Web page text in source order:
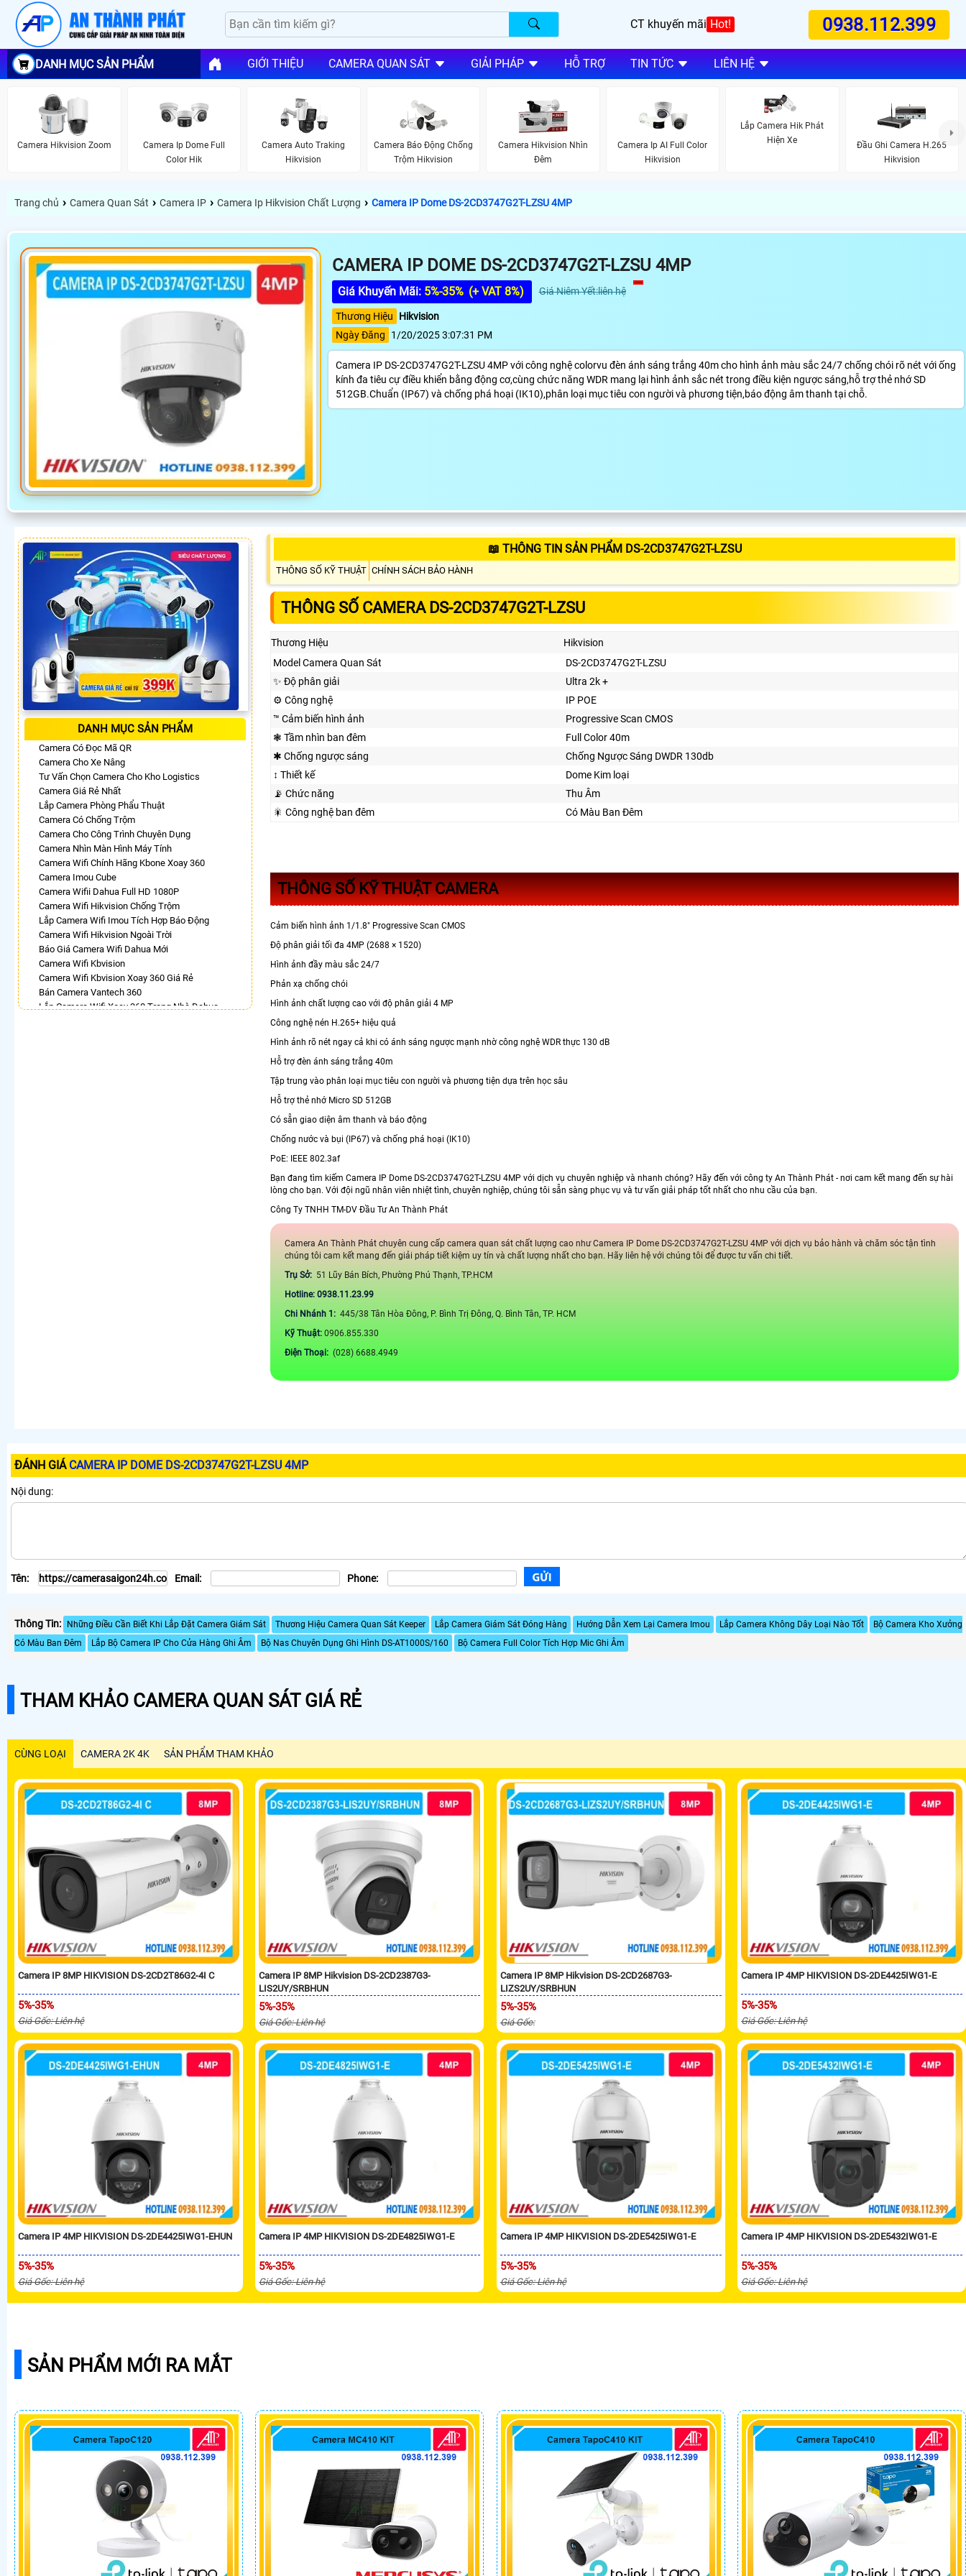
CT khuyến mãi Hot! 0938.112.399
DANH MỤC SẢN PHẨM GIỚI THIỆU CAMERA QUAN SÁT GIẢI PHÁP HỖ TRỢ TIN TỨC LIÊN HỆ
Camera Hikvision Zoom
Camera Ip Dome Full
Color Hik
Camera Auto Traking
Hikvision
Camera Báo Động Chống
Trộm Hikvision
Camera Hikvision Nhìn
Đêm
Camera Ip AI Full Color
Hikvision
Lắp Camera Hik Phát
Hiện Xe
Đầu Ghi Camera H.265
Hikvision
Trang chủ › Camera Quan Sát › Camera IP › Camera Ip Hikvision Chất Lượng › Camera IP Dome DS-2CD3747G2T-LZSU 4MP
CAMERA IP DOME DS-2CD3747G2T-LZSU 4MP
Giá Khuyến Mãi: 5%-35% (+ VAT 8%) Giá Niêm Yết:liên hệ
Thương Hiệu
Hikvision
Ngày Đăng
1/20/2025 3:07:31 PM
Camera IP DS-2CD3747G2T-LZSU 4MP với công nghệ colorvu đèn ánh sáng trắng 40m cho hình ảnh màu sắc 24/7 chống chói rõ nét với ống
kính đa tiêu cự điều khiển bằng động cơ,cùng chức năng WDR mang lại hình ảnh sắc nét trong điều kiện ngược sáng,hỗ trợ thẻ nhớ SD
512GB.Chuẩn (IP67) và chống phá hoại (IK10),phân loại mục tiêu con người và phương tiện,báo động âm thanh tại chỗ.
DANH MỤC SẢN PHẨM
Camera Có Đọc Mã QR
Camera Cho Xe Nâng
Tư Vấn Chọn Camera Cho Kho Logistics
Camera Giá Rẻ Nhất
Lắp Camera Phòng Phẩu Thuật
Camera Có Chống Trộm
Camera Cho Công Trình Chuyên Dụng
Camera Nhìn Màn Hình Máy Tính
Camera Wifi Chính Hãng Kbone Xoay 360
Camera Imou Cube
Camera Wifii Dahua Full HD 1080P
Camera Wifi Hikvision Chống Trộm
Lắp Camera Wifi Imou Tích Hợp Báo Động
Camera Wifi Hikvision Ngoài Trời
Báo Giá Camera Wifi Dahua Mới
Camera Wifi Kbvision
Camera Wifi Kbvision Xoay 360 Giá Rẻ
Bán Camera Vantech 360
Lắp Camera Wifi Xoay 360 Trong Nhà Dahua
📖 THÔNG TIN SẢN PHẨM DS-2CD3747G2T-LZSU
THÔNG SỐ KỸ THUẬT CHÍNH SÁCH BẢO HÀNH
THÔNG SỐ CAMERA DS-2CD3747G2T-LZSU
Thương Hiệu
Hikvision
Model Camera Quan Sát
DS-2CD3747G2T-LZSU
✨ Độ phân giải
Ultra 2k +
⚙ Công nghệ
IP POE
™️ Cảm biến hình ảnh
Progressive Scan CMOS
❃ Tầm nhìn ban đêm
Full Color 40m
✱ Chống ngược sáng
Chống Ngược Sáng DWDR 130db
↕️ Thiết kế
Dome Kim loại
📡 Chức năng
Thu Âm
🎇 Công nghệ ban đêm
Có Màu Ban Ðêm
THÔNG SỐ KỸ THUẬT CAMERA
Cảm biến hình ảnh 1/1.8" Progressive Scan CMOS
Độ phân giải tối đa 4MP (2688 × 1520)
Hình ảnh đầy màu sắc 24/7
Phản xạ chống chói
Hình ảnh chất lượng cao với độ phân giải 4 MP
Công nghệ nén H.265+ hiệu quả
Hình ảnh rõ nét ngay cả khi có ánh sáng ngược mạnh nhờ công nghệ WDR thực 130 dB
Hỗ trợ đèn ánh sáng trắng 40m
Tập trung vào phân loại mục tiêu con người và phương tiện dựa trên học sâu
Hỗ trợ thẻ nhớ Micro SD 512GB
Có sẵn giao diện âm thanh và báo động
Chống nước và bụi (IP67) và chống phá hoại (IK10)
PoE: IEEE 802.3af
Bạn đang tìm kiếm Camera IP Dome DS-2CD3747G2T-LZSU 4MP với dịch vụ chuyên nghiệp và nhanh chóng? Hãy đến với công ty An Thành Phát - nơi cam kết mang đến sự hài
lòng cho bạn. Với đội ngũ nhân viên nhiệt tình, chuyên nghiệp, chúng tôi sẵn sàng phục vụ và tư vấn giải pháp tốt nhất cho nhu cầu của bạn.
Công Ty TNHH TM-DV Đầu Tư An Thành Phát
Camera An Thành Phát chuyên cung cấp camera quan sát chất lượng cao như Camera IP Dome DS-2CD3747G2T-LZSU 4MP với dịch vụ bảo hành và chăm sóc tận tình
chúng tôi cam kết mang đến giải pháp tiết kiệm uy tín và chất lượng nhất cho bạn. Hãy liên hệ với chúng tôi để được tư vấn chi tiết.
Trụ Sở: 51 Lũy Bán Bích, Phường Phú Thạnh, TP.HCM
Hotline: 0938.11.23.99
Chi Nhánh 1: 445/38 Tân Hòa Đông, P. Bình Trị Đông, Q. Bình Tân, TP. HCM
Kỹ Thuật: 0906.855.330
Điện Thoại: (028) 6688.4949
ĐÁNH GIÁ CAMERA IP DOME DS-2CD3747G2T-LZSU 4MP
Nội dung:
Tên: Email: Phone:
Thông Tin: Những Điều Cần Biết Khi Lắp Đặt Camera Giám Sát Thương Hiệu Camera Quan Sát Keeper Lắp Camera Giám Sát Đóng Hàng Hướng Dẫn Xem Lại Camera Imou Lắp Camera Không Dây Loại Nào Tốt
Bộ Camera Kho Xưởng
Có Màu Ban Đêm
Lắp Bộ Camera IP Cho Cửa Hàng Ghi Âm Bộ Nas Chuyên Dụng Ghi Hình DS-AT1000S/160 Bộ Camera Full Color Tích Hợp Mic Ghi Âm
THAM KHẢO CAMERA QUAN SÁT GIÁ RẺ
CÙNG LOẠI CAMERA 2K 4K SẢN PHẨM THAM KHẢO
Camera IP 8MP HIKVISION DS-2CD2T86G2-4I C
5%-35%
Giá Gốc: Liên hệ
Camera IP 8MP Hikvision DS-2CD2387G3-
LIS2UY/SRBHUN
5%-35%
Giá Gốc: Liên hệ
Camera IP 8MP Hikvision DS-2CD2687G3-
LIZS2UY/SRBHUN
5%-35%
Giá Gốc:
Camera IP 4MP HIKVISION DS-2DE4425IWG1-E
5%-35%
Giá Gốc: Liên hệ
Camera IP 4MP HIKVISION DS-2DE4425IWG1-EHUN
5%-35%
Giá Gốc: Liên hệ
Camera IP 4MP HIKVISION DS-2DE4825IWG1-E
5%-35%
Giá Gốc: Liên hệ
Camera IP 4MP HIKVISION DS-2DE5425IWG1-E
5%-35%
Giá Gốc: Liên hệ
Camera IP 4MP HIKVISION DS-2DE5432IWG1-E
5%-35%
Giá Gốc: Liên hệ
SẢN PHẨM MỚI RA MẮT